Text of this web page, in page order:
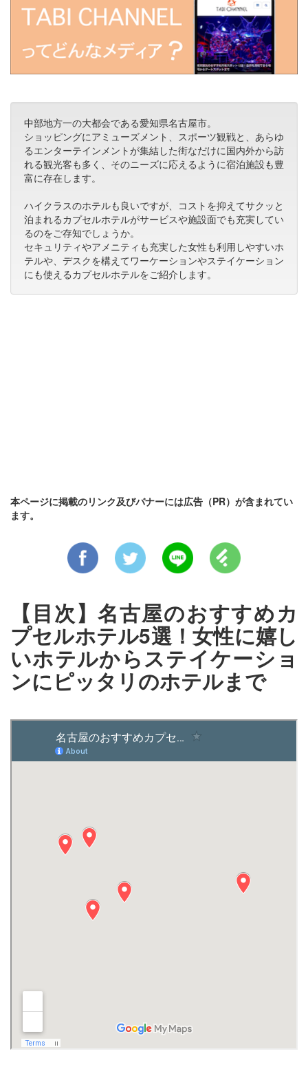
中部地方一の大都会である愛知県名古屋市。
ショッピングにアミューズメント、スポーツ観戦と、あらゆ
るエンターテインメントが集結した街なだけに国内外から訪
れる観光客も多く、そのニーズに応えるように宿泊施設も豊
富に存在します。
ハイクラスのホテルも良いですが、コストを抑えてサクッと
泊まれるカプセルホテルがサービスや施設面でも充実してい
るのをご存知でしょうか。
セキュリティやアメニティも充実した女性も利用しやすいホ
テルや、デスクを構えてワーケーションやステイケーション
にも使えるカプセルホテルをご紹介します。
本ページに掲載のリンク及びバナーには広告（PR）が含まれてい
ます。
【目次】名古屋のおすすめカ
プセルホテル5選！女性に嬉し
いホテルからステイケーショ
ンにピッタリのホテルまで